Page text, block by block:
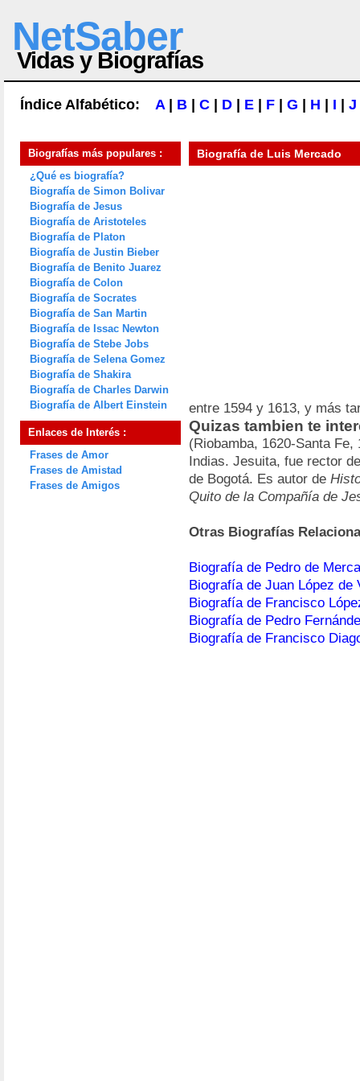
NetSaber
Vidas y Biografías
Índice Alfabético: A| B C D E F G H I J
Biografías más populares :
¿Qué es biografía?
Biografía de Simon Bolivar
Biografía de Jesus
Biografía de Aristoteles
Biografía de Platon
Biografía de Justin Bieber
Biografía de Benito Juarez
Biografía de Colon
Biografía de Socrates
Biografía de San Martin
Biografía de Issac Newton
Biografía de Stebe Jobs
Biografía de Selena Gomez
Biografía de Shakira
Biografía de Charles Darwin
Biografía de Albert Einstein
Enlaces de Interés :
Frases de Amor
Frases de Amistad
Frases de Amigos
Biografía de Luis Mercado
entre 1594 y 1613, y más
Quizas tambien te
(Riobamba, 1620-Santa
Indias. Jesuita, fue rector
de Bogotá. Es autor de
Quito de la Compañía de
Otras Biografías
Biografía de Pedro de
Biografía de Juan López de
Biografía de Francisco
Biografía de Pedro
Biografía de Francisco